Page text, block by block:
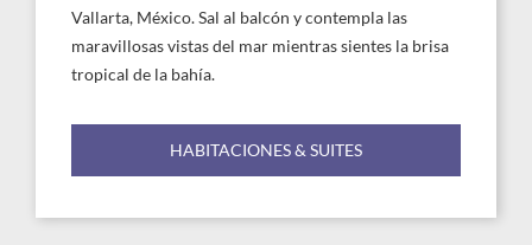
Vallarta, México. Sal al balcón y contempla las
maravillosas vistas del mar mientras sientes la brisa
tropical de la bahía.
HABITACIONES & SUITES